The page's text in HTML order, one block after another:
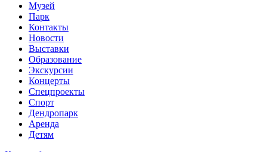
Музей
Парк
Контакты
Новости
Выставки
Образование
Экскурсии
Концерты
Спецпроекты
Спорт
Дендропарк
Аренда
Детям